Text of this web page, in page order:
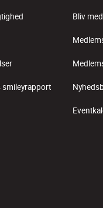
smileyrapport
Bliv